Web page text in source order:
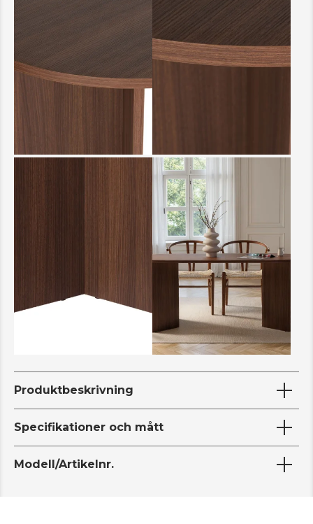
Produktbeskrivning
Specifikationer och mått
Modell/Artikelnr.